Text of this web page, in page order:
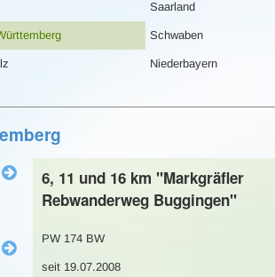
Saarland
Schwaben
Niederbayern
6, 11 und 16 km "Markgräfler
Rebwanderweg Buggingen"
PW 174 BW
seit 19.07.2008